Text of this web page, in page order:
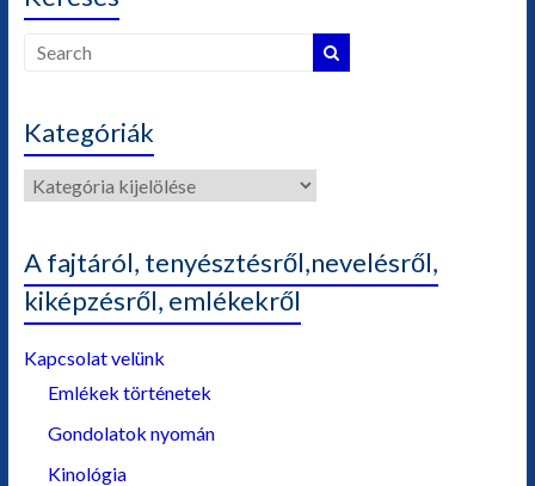
Kategóriák
Kategóriák
A fajtáról, tenyésztésről,nevelésről,
kiképzésről, emlékekről
Kapcsolat velünk
Emlékek történetek
Gondolatok nyomán
Kinológia